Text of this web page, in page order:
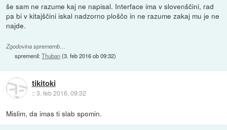
še sam ne razume kaj ne napisal. Interface ima v slovenščini, rad
pa bi v kitajščini iskal nadzorno ploščo in ne razume zakaj mu je ne
najde.
Zgodovina sprememb…
spremenil:Thuban(3. feb 2016 ob 09:32)
tikitoki
::3. feb 2016, 09:32
Mislim, da imas ti slab spomin.